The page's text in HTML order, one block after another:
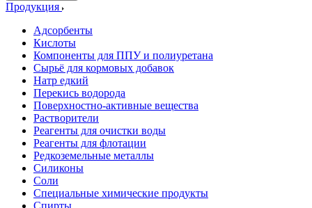
Продукция
Адсорбенты
Кислоты
Компоненты для ППУ и полиуретана
Сырьё для кормовых добавок
Натр едкий
Перекись водорода
Поверхностно-активные вещества
Растворители
Реагенты для очистки воды
Реагенты для флотации
Редкоземельные металлы
Силиконы
Соли
Специальные химические продукты
Спирты